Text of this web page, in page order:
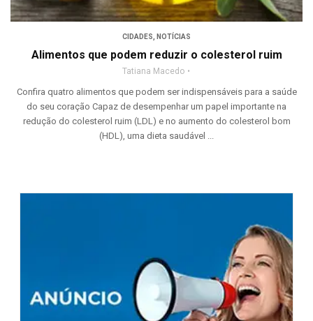
CIDADES, NOTÍCIAS
Alimentos que podem reduzir o colesterol ruim
Tatiana Macedo
Confira quatro alimentos que podem ser indispensáveis para a saúde
do seu coração Capaz de desempenhar um papel importante na
redução do colesterol ruim (LDL) e no aumento do colesterol bom
(HDL), uma dieta saudável ...